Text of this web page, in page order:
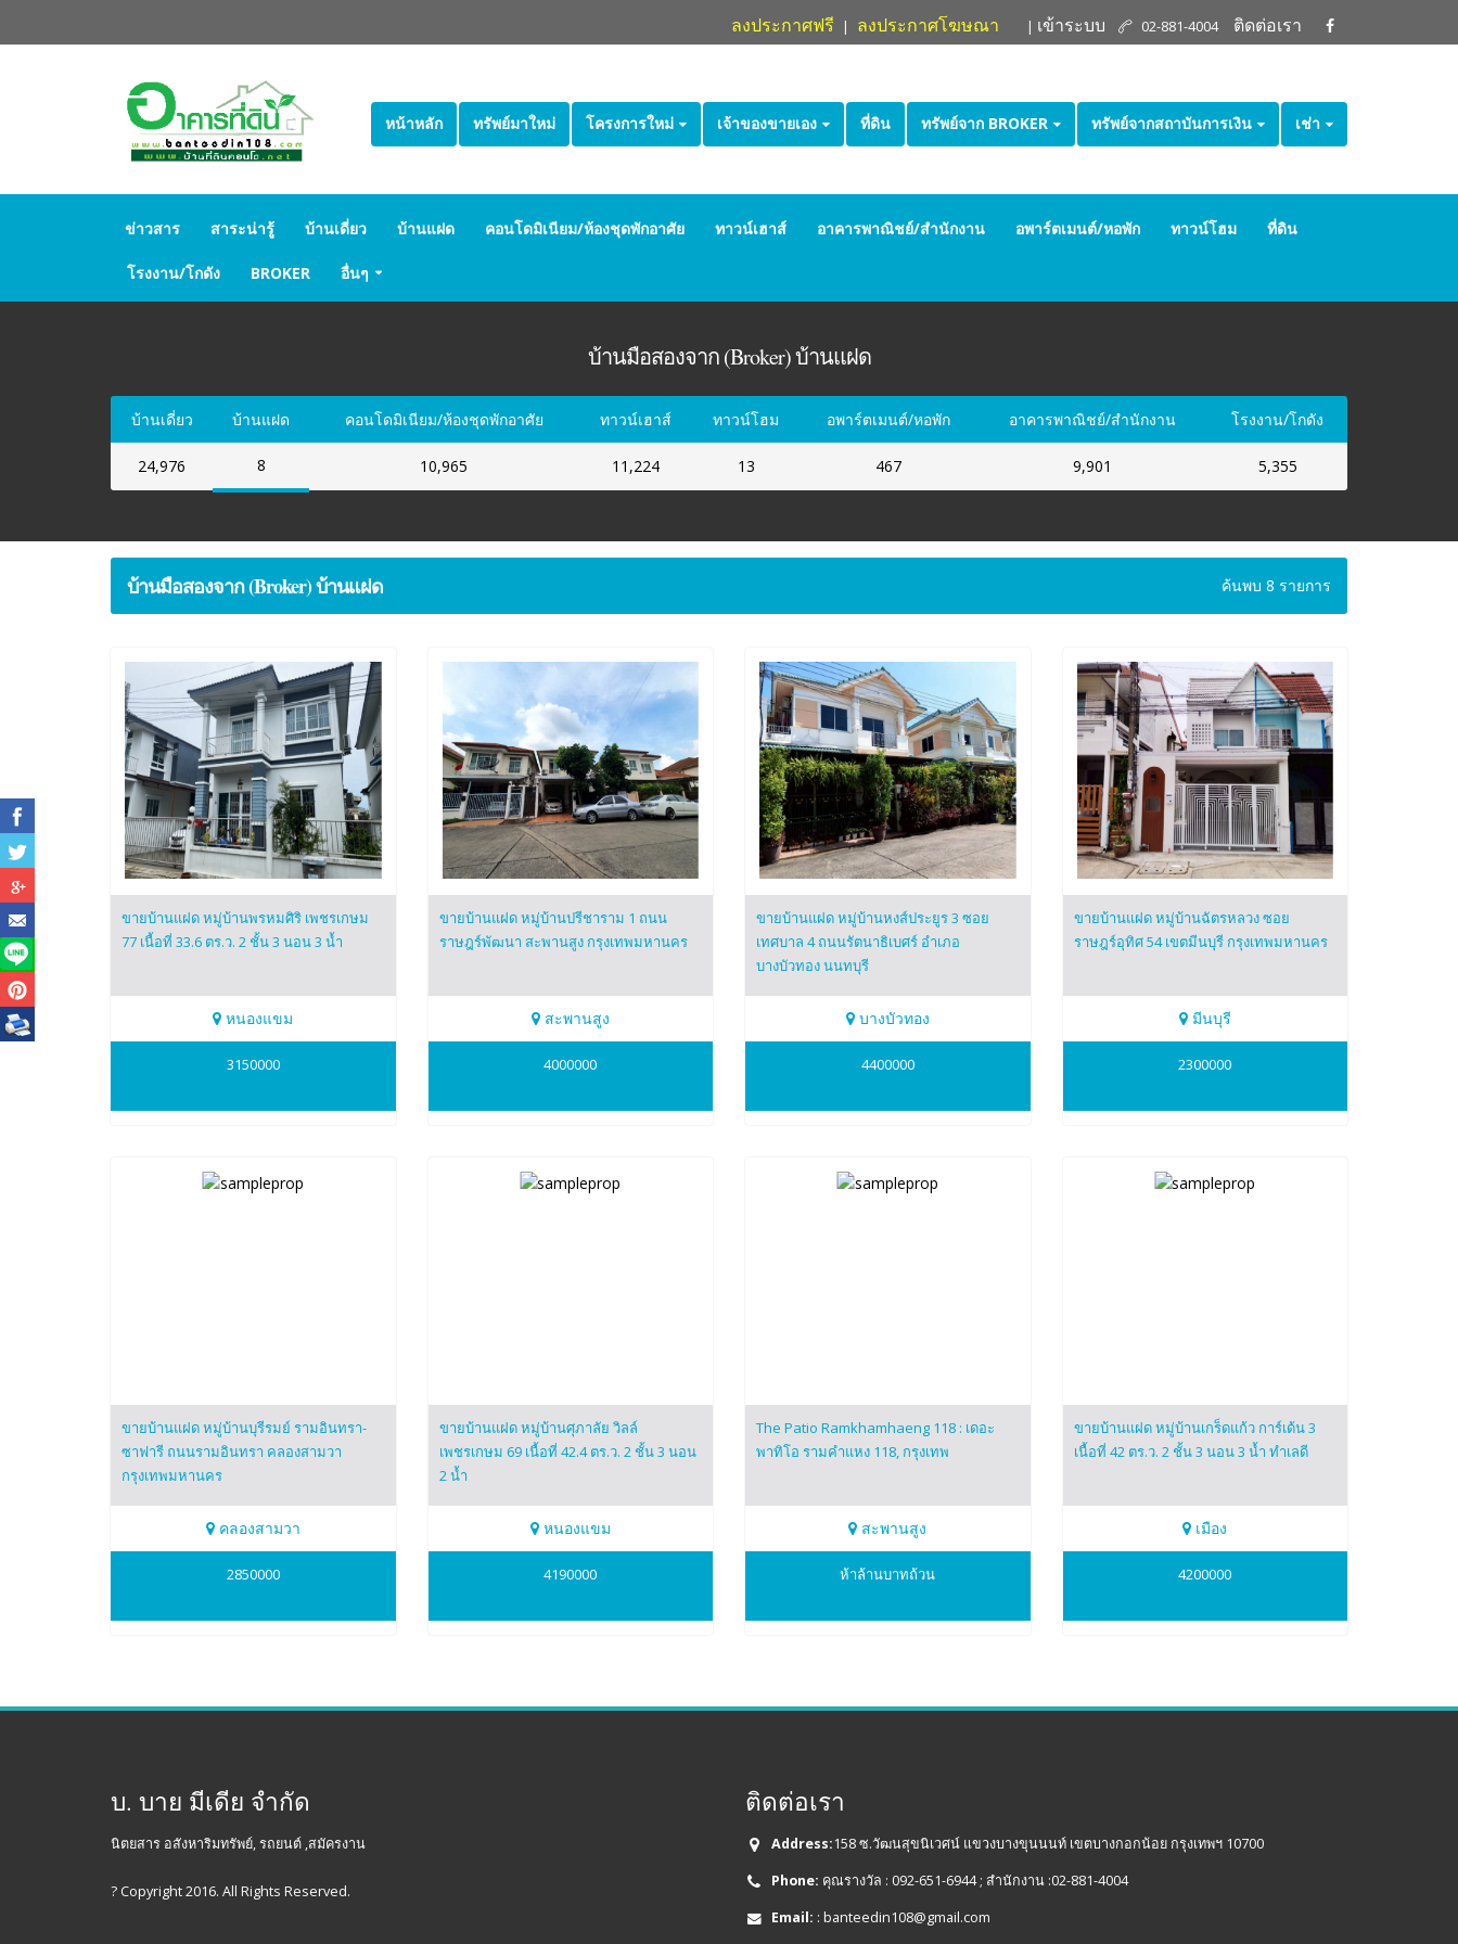
ลงประกาศฟรี | ลงประกาศโฆษณา | เข้าระบบ 02-881-4004 ติดต่อเรา
หน้าหลัก ทรัพย์มาใหม่ โครงการใหม่ เจ้าของขายเอง ที่ดิน ทรัพย์จาก BROKER ทรัพย์จากสถาบันการเงิน เช่า
ข่าวสาร สาระน่ารู้ บ้านเดี่ยว บ้านแฝด คอนโดมิเนียม/ห้องชุดพักอาศัย ทาวน์เฮาส์ อาคารพาณิชย์/สำนักงาน อพาร์ตเมนต์/หอพัก ทาวน์โฮม ที่ดิน
โรงงาน/โกดัง BROKER อื่นๆ
บ้านมือสองจาก (Broker) บ้านแฝด
บ้านเดี่ยว บ้านแฝด คอนโดมิเนียม/ห้องชุดพักอาศัย ทาวน์เฮาส์ ทาวน์โฮม อพาร์ตเมนต์/หอพัก อาคารพาณิชย์/สำนักงาน โรงงาน/โกดัง
24,976 8 10,965 11,224 13 467 9,901 5,355
บ้านมือสองจาก (Broker) บ้านแฝด ค้นพบ 8 รายการ
ขายบ้านแฝด หมู่บ้านพรหมศิริ เพชรเกษม
77 เนื้อที่ 33.6 ตร.ว. 2 ชั้น 3 นอน 3 น้ำ
หนองแขม
3150000
ขายบ้านแฝด หมู่บ้านปรีชาราม 1 ถนน
ราษฎร์พัฒนา สะพานสูง กรุงเทพมหานคร
สะพานสูง
4000000
ขายบ้านแฝด หมู่บ้านหงส์ประยูร 3 ซอย
เทศบาล 4 ถนนรัตนาธิเบศร์ อำเภอ
บางบัวทอง นนทบุรี
บางบัวทอง
4400000
ขายบ้านแฝด หมู่บ้านฉัตรหลวง ซอย
ราษฎร์อุทิศ 54 เขตมีนบุรี กรุงเทพมหานคร
มีนบุรี
2300000
ขายบ้านแฝด หมู่บ้านบุรีรมย์ รามอินทรา-
ซาฟารี ถนนรามอินทรา คลองสามวา
กรุงเทพมหานคร
คลองสามวา
2850000
ขายบ้านแฝด หมู่บ้านศุภาลัย วิลล์
เพชรเกษม 69 เนื้อที่ 42.4 ตร.ว. 2 ชั้น 3 นอน
2 น้ำ
หนองแขม
4190000
บจก.สุวรรณภูมิ เอสเตท เอเจนซี่
The Patio Ramkhamhaeng 118 : เดอะ
พาทิโอ รามคำแหง 118, กรุงเทพ
สะพานสูง
ห้าล้านบาทถ้วน
ขายบ้านแฝด หมู่บ้านเกร็ดแก้ว การ์เด้น 3
เนื้อที่ 42 ตร.ว. 2 ชั้น 3 นอน 3 น้ำ ทำเลดี
เมือง
4200000
บ. บาย มีเดีย จำกัด
นิตยสาร อสังหาริมทรัพย์, รถยนต์ ,สมัครงาน
? Copyright 2016. All Rights Reserved.
ติดต่อเรา
Address:158 ซ.วัฒนสุขนิเวศน์ แขวงบางขุนนนท์ เขตบางกอกน้อย กรุงเทพฯ 10700
Phone: คุณรางวัล : 092-651-6944 ; สำนักงาน :02-881-4004
Email: : banteedin108@gmail.com